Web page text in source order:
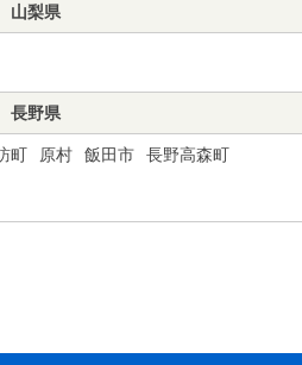
山梨県
長野県
町 原村 飯田市
長野高森町